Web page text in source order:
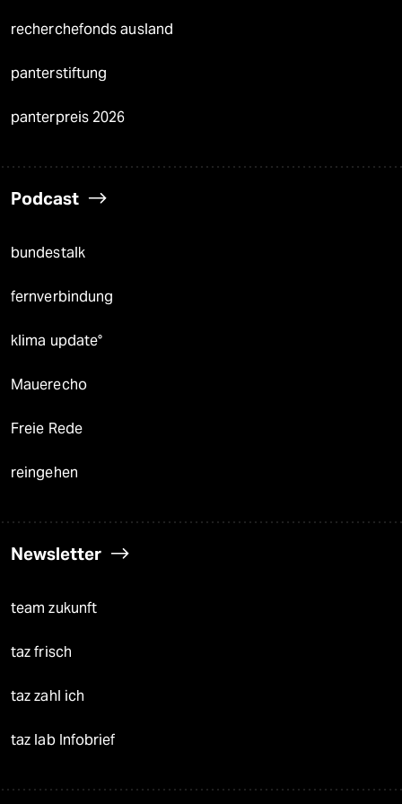
recherchefonds ausland
panterstiftung
panterpreis 2026
Podcast
bundestalk
fernverbindung
klima update°
Mauerecho
Freie Rede
reingehen
Newsletter
team zukunft
taz frisch
taz zahl ich
taz lab Infobrief